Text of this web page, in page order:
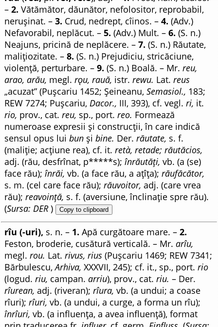
–2. Vătămător, dăunător, nefolositor, reprobabil,
nerușinat. –3. Crud, nedrept, cîinos. –4. (Adv.)
Nefavorabil, neplăcut. –5. (Adv.) Mult. –6. (S. n.)
Neajuns, pricină de neplăcere. –7. (S. n.) Răutate,
malițiozitate. –8. (S. n.) Prejudiciu, stricăciune,
violență, perturbare. –9. (S. n.) Boală. – Mr.reu,
arao, arău, megl.rǫu, rauă, istr.rewu. Lat.reus
„acuzat” (Pușcariu 1452; Șeineanu,Semasiol., 183;
REW 7274; Pușcariu,Dacor., III, 393), cf. vegl.ri, it.
rio, prov., cat.reu, sp., port.reo. Formează
numeroase expresii și construcții, în care indică
sensul opus luibun șibine. Der.răutate, s. f.
(maliție; acțiune rea), cf. it.retà, retade; răutăcios,
adj. (rău, desfrînat, p*****s);înrăutăți, vb. (a (se)
face rău);înrăi, vb. (a face rău, a ațîța);răufăcător,
s. m. (cel care face rău);răuvoitor, adj. (care vrea
rău);reavoință, s. f. (aversiune, înclinație spre rău).
(Sursa: DER) Copy to clipboard
rîu (-uri), s. n. – 1. Apă curgătoare mare. –2.
Feston, broderie, cusătură verticală. – Mr.arîu,
megl.rou. Lat.rivus, rius (Pușcariu 1469; REW 7341;
Bărbulescu,Arhiva, XXXVII, 245); cf. it., sp., port.rio
(logud.riu, campan.arriu), prov., cat.riu. – Der.
rîurean, adj. (riveran);rîura, vb. (a undui; a coase
rîuri);rîuri, vb. (a undui, a curge, a forma un rîu);
înrîuri, vb. (a influența, a avea influență), format